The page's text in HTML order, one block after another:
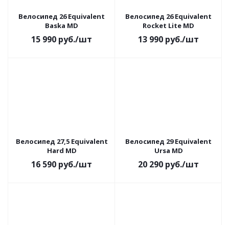
Велосипед 26 Equivalent
Baska MD
15 990 руб./шт
Велосипед 26 Equivalent
Rocket Lite MD
13 990 руб./шт
Велосипед 27,5 Equivalent
Hard MD
16 590 руб./шт
Велосипед 29 Equivalent
Ursa MD
20 290 руб./шт